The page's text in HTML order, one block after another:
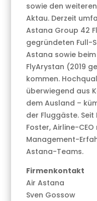
sowie den
Aktau. Derzeit
Astana Group 42
gegründeten Full-
Astana sowie
FlyArystan (2019
kommen.
überwiegend aus
dem Ausland –
der Fluggäste.
Foster, Airline-
Management-
Astana-Teams.
Firmenkontakt
Air Astana
Sven Gossow